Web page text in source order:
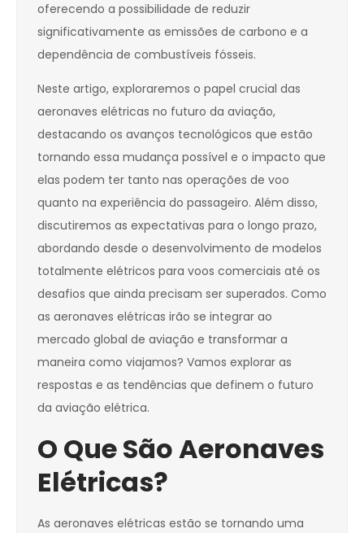
oferecendo a possibilidade de reduzir
significativamente as emissões de carbono e a
dependência de combustíveis fósseis.
Neste artigo, exploraremos o papel crucial das
aeronaves elétricas no futuro da aviação,
destacando os avanços tecnológicos que estão
tornando essa mudança possível e o impacto que
elas podem ter tanto nas operações de voo
quanto na experiência do passageiro. Além disso,
discutiremos as expectativas para o longo prazo,
abordando desde o desenvolvimento de modelos
totalmente elétricos para voos comerciais até os
desafios que ainda precisam ser superados. Como
as aeronaves elétricas irão se integrar ao
mercado global de aviação e transformar a
maneira como viajamos? Vamos explorar as
respostas e as tendências que definem o futuro
da aviação elétrica.
O Que São Aeronaves
Elétricas?
As aeronaves elétricas estão se tornando uma